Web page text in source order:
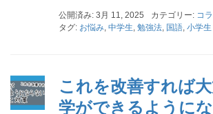
公開済み: 3月 11, 2025 カテゴリー: コ
タグ: お悩み 中学生 勉強法 国語 小学生
これを改善すれば
学ができるように